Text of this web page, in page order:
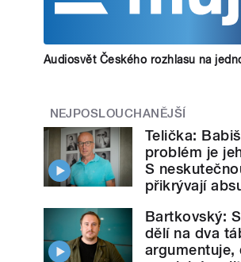
Audiosvět Českého rozhlasu na
NEJPOSLOUCHANĚJŠÍ
Telička:
problém je
S
přikrývají
Bartkovský:
dělí na dva
argumentuje,